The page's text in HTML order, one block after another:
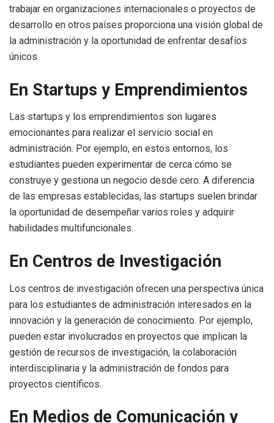
trabajar en organizaciones internacionales o proyectos de
desarrollo en otros países proporciona una visión global de
la administración y la oportunidad de enfrentar desafíos
únicos.
En Startups y Emprendimientos
Las startups y los emprendimientos son lugares
emocionantes para realizar el servicio social en
administración. Por ejemplo, en estos entornos, los
estudiantes pueden experimentar de cerca cómo se
construye y gestiona un negocio desde cero. A diferencia
de las empresas establecidas, las startups suelen brindar
la oportunidad de desempeñar varios roles y adquirir
habilidades multifuncionales.
En Centros de Investigación
Los centros de investigación ofrecen una perspectiva única
para los estudiantes de administración interesados en la
innovación y la generación de conocimiento. Por ejemplo,
pueden estar involucrados en proyectos que implican la
gestión de recursos de investigación, la colaboración
interdisciplinaria y la administración de fondos para
proyectos científicos.
En Medios de Comunicación y